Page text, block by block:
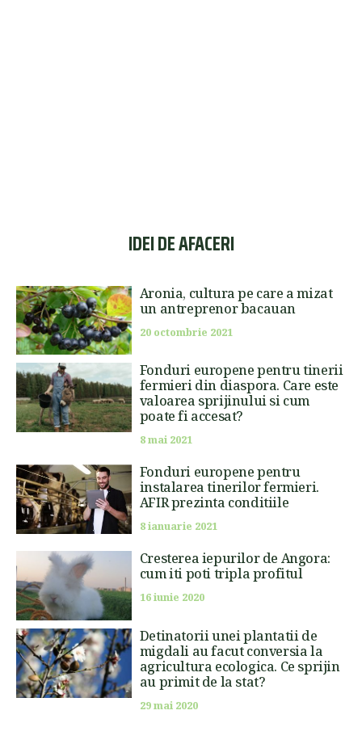
IDEI DE AFACERI
Aronia, cultura pe care a mizat
un antreprenor bacauan
20 octombrie 2021
Fonduri europene pentru tinerii
fermieri din diaspora. Care este
valoarea sprijinului si cum
poate fi accesat?
8 mai 2021
Fonduri europene pentru
instalarea tinerilor fermieri.
AFIR prezinta conditiile
8 ianuarie 2021
Cresterea iepurilor de Angora:
cum iti poti tripla profitul
16 iunie 2020
Detinatorii unei plantatii de
migdali au facut conversia la
agricultura ecologica. Ce sprijin
au primit de la stat?
29 mai 2020